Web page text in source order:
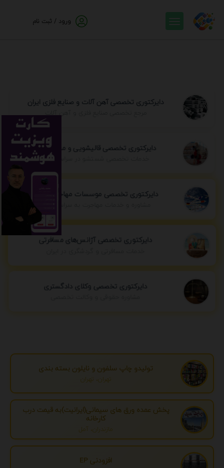
ورود / ثبت نام
دایرکتوری تخصصی آهن آلات و صنایع فلزی ایران
مرجع تخصصی صنایع فلزی و آهن آلات
دایرکتوری تخصصی قالیشویی و مبل شویی
خدمات تخصصی شستشو در سراسر ایران
دایرکتوری تخصصی موسسات مهاجرتی ایران
مشاوره و خدمات مهاجرت به سراسر جهان
دایرکتوری تخصصی آژانس‌های مسافرتی
دایرکتوری تخصصی وکلای دادگستری
تولیدو چاپ سلفون و نایلون بسته بندی
تهران، تهران
پخش عمده ورق های سیمانی(ایرانیت)به قیمت درب
کارخانه
مازندران، آمل
افزودنی EP